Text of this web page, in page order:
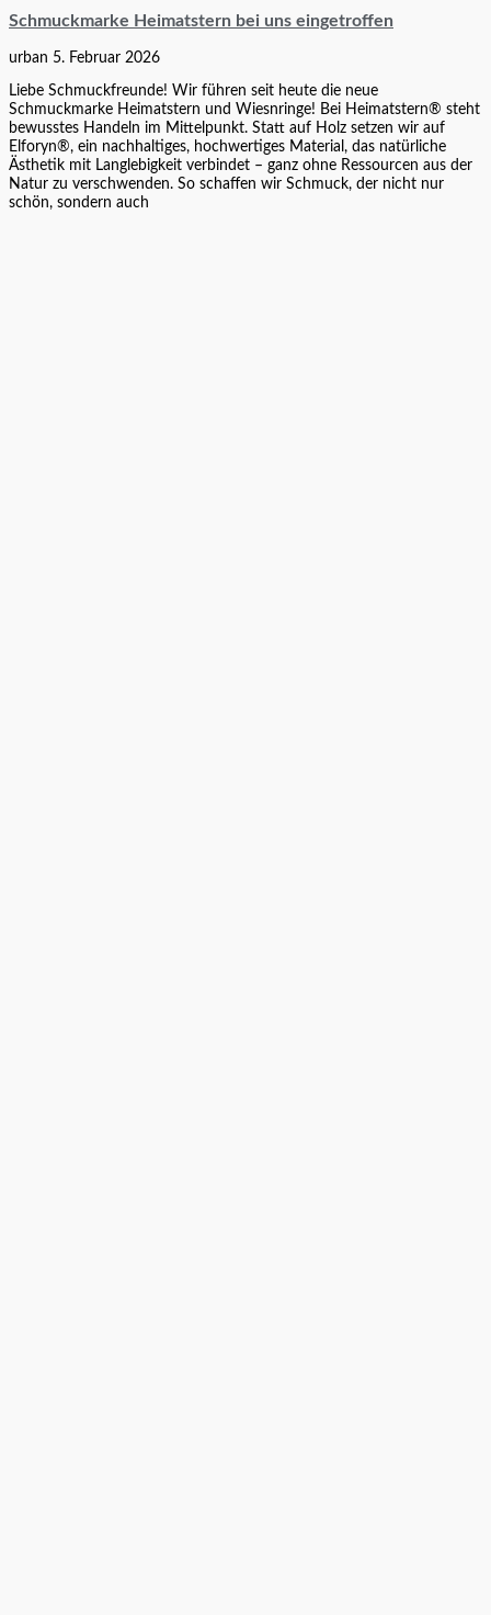
Schmuckmarke Heimatstern bei uns eingetroffen
urban 5. Februar 2026
Liebe Schmuckfreunde! Wir führen seit heute die neue
Schmuckmarke Heimatstern und Wiesnringe! Bei Heimatstern® steht
bewusstes Handeln im Mittelpunkt. Statt auf Holz setzen wir auf
Elforyn®, ein nachhaltiges, hochwertiges Material, das natürliche
Ästhetik mit Langlebigkeit verbindet – ganz ohne Ressourcen aus der
Natur zu verschwenden. So schaffen wir Schmuck, der nicht nur
schön, sondern auch